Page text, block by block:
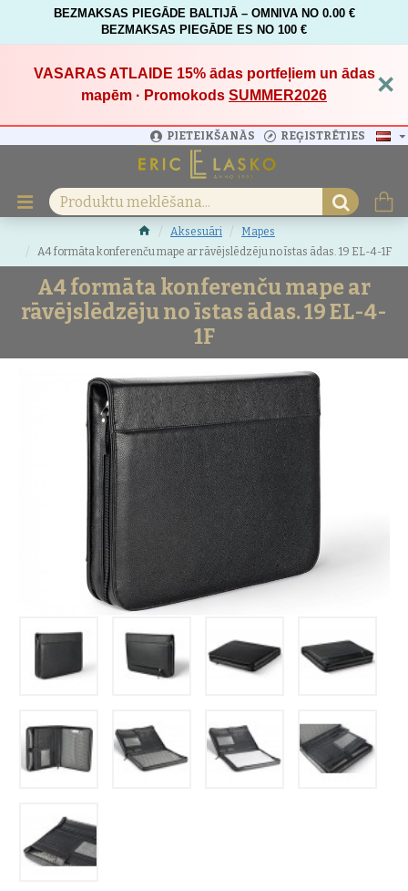
BEZMAKSAS PIEGĀDE BALTIJĀ – OMNIVA NO 0.00 €
BEZMAKSAS PIEGĀDE ES NO 100 €
VASARAS ATLAIDE 15%ādas portfeļiem un ādas
mapēm · Promokods SUMMER2026 ×
PIETEIKŠANĀS REĢISTRĒTIES
Aksesuāri
Mapes
A4 formāta konferenču mape ar rāvējslēdzēju no īstas ādas. 19 EL-4-1F
A4 formāta konferenču mape ar
rāvējslēdzēju no īstas ādas. 19 EL-4-
1F